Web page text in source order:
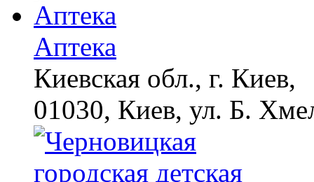
Аптека
Киевская обл., г. Киев,
01030, Киев, ул. Б.